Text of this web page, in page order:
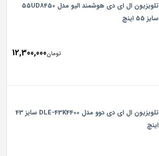
تلويزيون ال ای دی هوشمند الیو مدل 55UD8450
سایز 55 اینچ
تومان12,300,000
تلویزیون ال ای دی دوو مدل DLE-43K4400 سایز 43
اینچ